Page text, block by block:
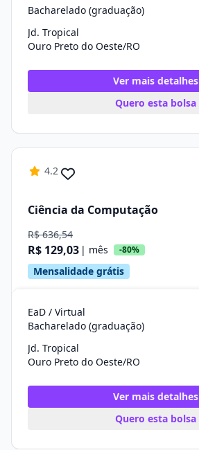
Bacharelado (graduação)
Jd. Tropical
Ouro Preto do Oeste/RO
Ver mais detalhes
Quero esta bolsa
4.2
Ciência da Computação
R$ 636,54
R$ 129,03 | mês -80%
Mensalidade grátis
EaD / Virtual
Bacharelado (graduação)
Jd. Tropical
Ouro Preto do Oeste/RO
Ver mais detalhes
Quero esta bolsa